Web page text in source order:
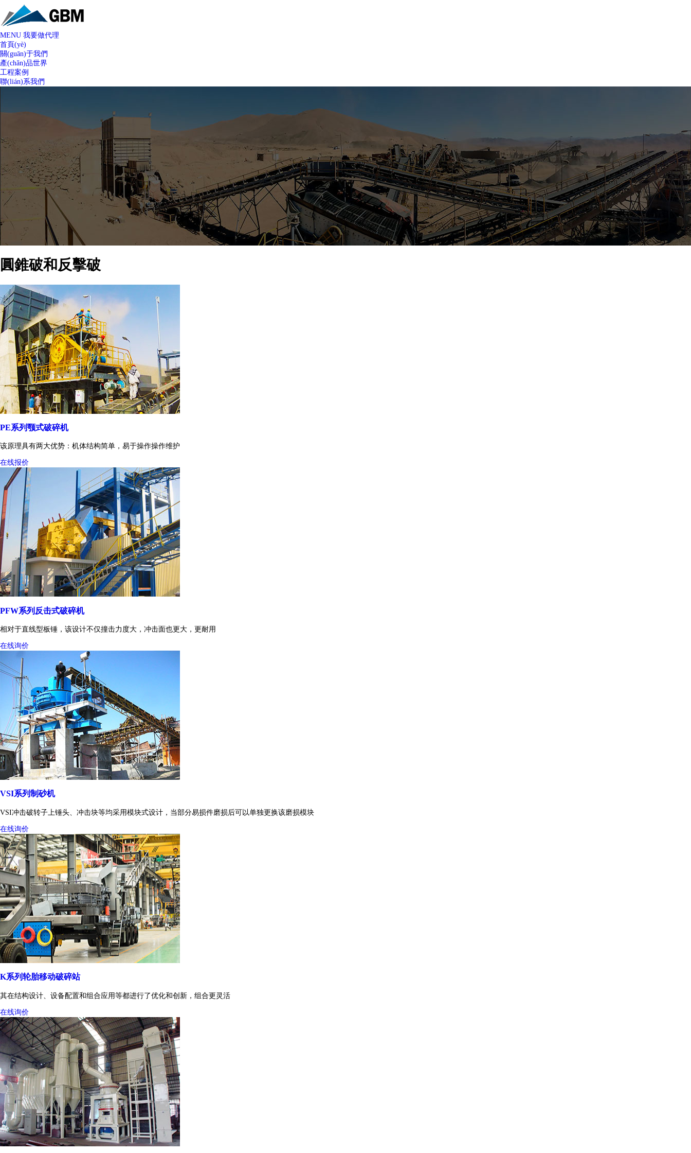
MENU 我要做代理
首頁(yè)
關(guān)于我們
產(chǎn)品世界
工程案例
聯(lián)系我們
圓錐破和反擊破
PE系列颚式破碎机
该原理具有两大优势：机体结构简单，易于操作操作维护
在线报价
PFW系列反击式破碎机
相对于直线型板锤，该设计不仅撞击力度大，冲击面也更大，更耐用
在线询价
VSI系列制砂机
VSI冲击破转子上锤头、冲击块等均采用模块式设计，当部分易损件磨损后可以单独更换该磨损模块
在线询价
K系列轮胎移动破碎站
其在结构设计、设备配置和组合应用等都进行了优化和创新，组合更灵活
在线询价